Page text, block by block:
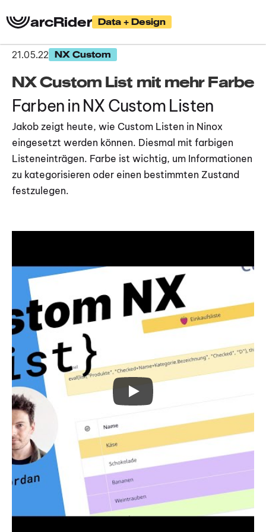
arcRider Data + Design
21.05.22 NX Custom
NX Custom List mit mehr Farbe
Farben in NX Custom Listen
Jakob zeigt heute, wie Custom Listen in Ninox
eingesetzt werden können. Diesmal mit farbigen
Listeneinträgen. Farbe ist wichtig, um Informationen
zu kategorisieren oder einen bestimmten Zustand
festzulegen.